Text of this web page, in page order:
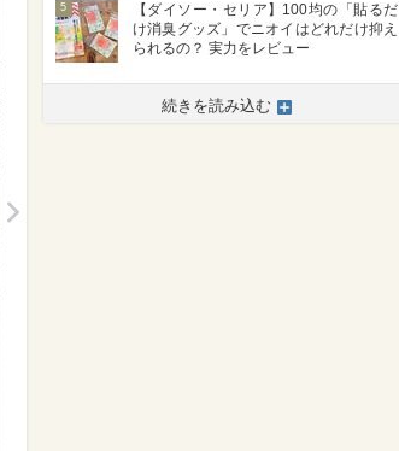
5
【ダイソー・セリア】100均の「貼るだ
け消臭グッズ」でニオイはどれだけ抑え
られるの？ 実力をレビュー
続きを読み込む